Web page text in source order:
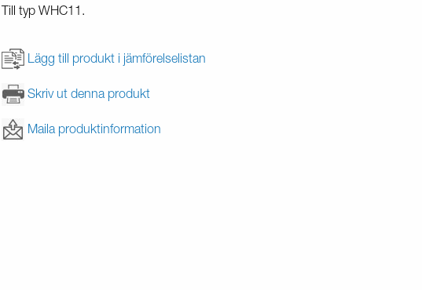
Till typ WHC11.
Lägg till produkt i jämförelselistan
Skriv ut denna produkt
Maila produktinformation